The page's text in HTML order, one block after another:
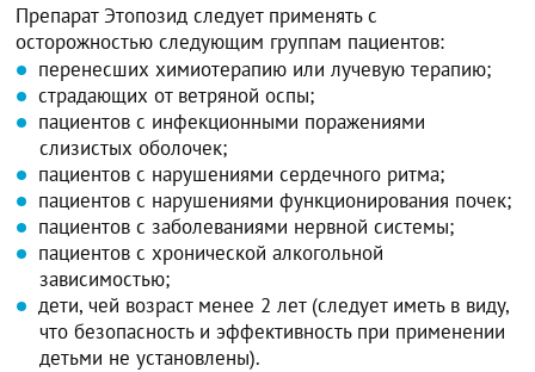
Препарат Этопозид следует применять с
осторожностью следующим группам пациентов:
перенесших химиотерапию или лучевую терапию;
страдающих от ветряной оспы;
пациентов с инфекционными поражениями
слизистых оболочек;
пациентов с нарушениями сердечного ритма;
пациентов с нарушениями функционирования почек;
пациентов с заболеваниями нервной системы;
пациентов с хронической алкогольной
зависимостью;
дети, чей возраст менее 2 лет (следует иметь в виду,
что безопасность и эффективность при применении
детьми не установлены).